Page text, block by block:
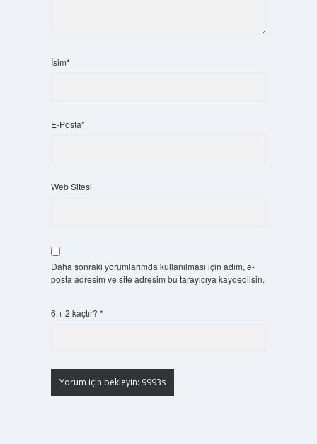
İsim*
E-Posta*
Web Sitesi
Daha sonraki yorumlarımda kullanılması için adım, e-
posta adresim ve site adresim bu tarayıcıya kaydedilsin.
6 + 2 kaçtır? *